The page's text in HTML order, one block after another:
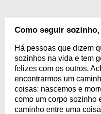
Como seguir
Há pessoas que dizem
sozinhos na vida e tem
felizes com os outros.
encontrarmos um
coisas: nascemos e
como um corpo sozinho
caminho entre uma